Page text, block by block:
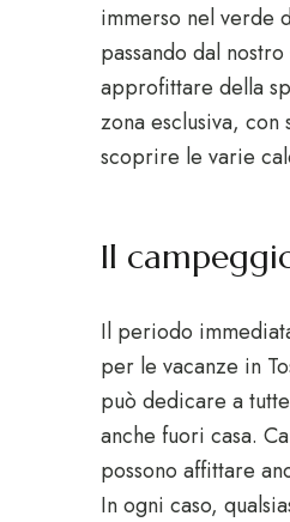
immerso nel verde
passando dal
approfittare della
zona esclusiva,
scoprire le varie
Il
Il periodo
per le vacanze in
può dedicare a
anche fuori casa.
possono affittare
In ogni caso,